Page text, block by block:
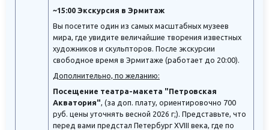
~15:00 Экскурсия в Эрмитаж
Вы посетите один из самых масштабных музеев
мира, где увидите величайшие творения известных
художников и скульпторов. После экскурсии
свободное время в Эрмитаже (работает до 20:00).
Дополнительно, по желанию:
Посещение театра-макета "Петровская
Акватория", (за доп. плату, ориентировочно 700
руб. цены уточнять весной 2026 г;). Представьте, что
перед вами предстал Петербург XVIII века, где по